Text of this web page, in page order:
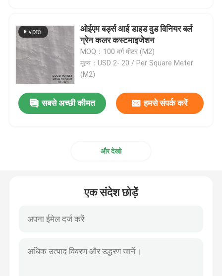
इंजीनियर्ड वुड विनियर
रंगे हुए लकड़ी के लिबास
ओईएम बर्ड्स आई डाइड वुड विनियर बर्ल
ग्रेन कलर कस्टमाइजेशन
MOQ：100 वर्ग मीटर (M2)
मूल्य：USD 2- 20 / Per Square Meter
(M2)
सबसे अच्छी कीमत हमसे संपर्क करें
और देखो
एक संदेश छोड़ें